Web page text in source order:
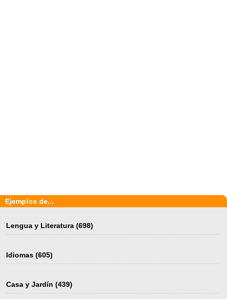
Ejemplos de...
Lengua y Literatura (698)
Idiomas (605)
Casa y Jardín (439)